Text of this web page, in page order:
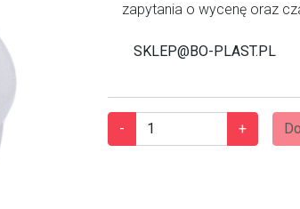
zapytania o wycenę oraz
SKLEP@BO-PLAST.PL
- +